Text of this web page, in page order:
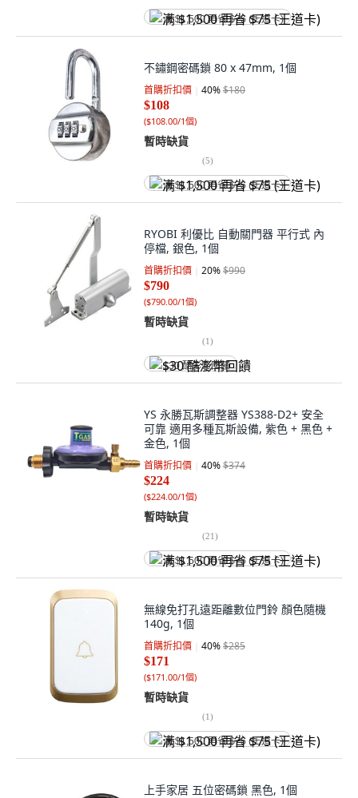
满 $1,500 再省 $75 (王道卡)
不鏽鋼密碼鎖 80 x 47mm, 1個
首購折扣價 40%$180
$108
($108.00/1個)
暫時缺貨
(5)
满 $1,500 再省 $75 (王道卡)
RYOBI 利優比 自動關門器 平行式 內
停檔, 銀色, 1個
首購折扣價 20%$990
$790
($790.00/1個)
暫時缺貨
(1)
$30 酷澎幣回饋
YS 永勝瓦斯調整器 YS388-D2+ 安全
可靠 適用多種瓦斯設備, 紫色 + 黑色 +
金色, 1個
首購折扣價 40%$374
$224
($224.00/1個)
暫時缺貨
(21)
满 $1,500 再省 $75 (王道卡)
無線免打孔遠距離數位門鈴 顏色隨機
140g, 1個
首購折扣價 40%$285
$171
($171.00/1個)
暫時缺貨
(1)
满 $1,500 再省 $75 (王道卡)
上手家居 五位密碼鎖 黑色, 1個